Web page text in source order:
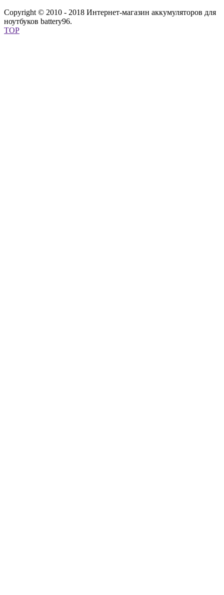
Copyright © 2010 - 2018 Интернет-магазин аккумуляторов для
ноутбуков battery96.
TOP